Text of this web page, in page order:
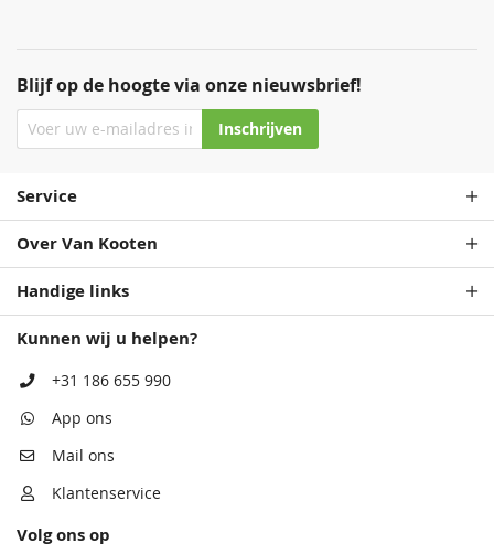
Blijf op de hoogte via onze nieuwsbrief!
Inschrijven
Service
Over Van Kooten
Handige links
Kunnen wij u helpen?
+31 186 655 990
App ons
Mail ons
Klantenservice
Volg ons op